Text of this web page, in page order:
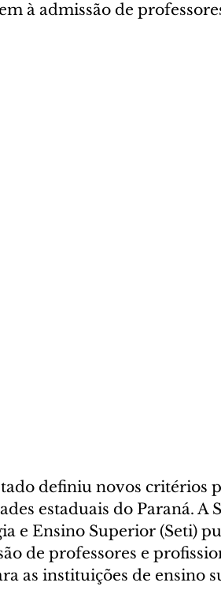
à admissão de
definiu novos critérios
estaduais do Paraná. A
e Ensino Superior (Seti)
de professores e
as instituições de ensino